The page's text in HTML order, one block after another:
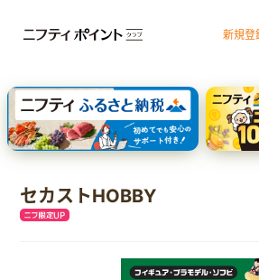
新規
dカード GOLD 三井住友カード ゴールド（
【実質初月無料】DMM | Disney+(ディズニー
SBI証券 確定拠出年金（iDeCo）
セカストHOBBY